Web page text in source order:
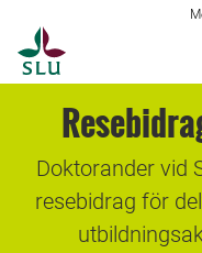
Doktorander vid
resebidrag för